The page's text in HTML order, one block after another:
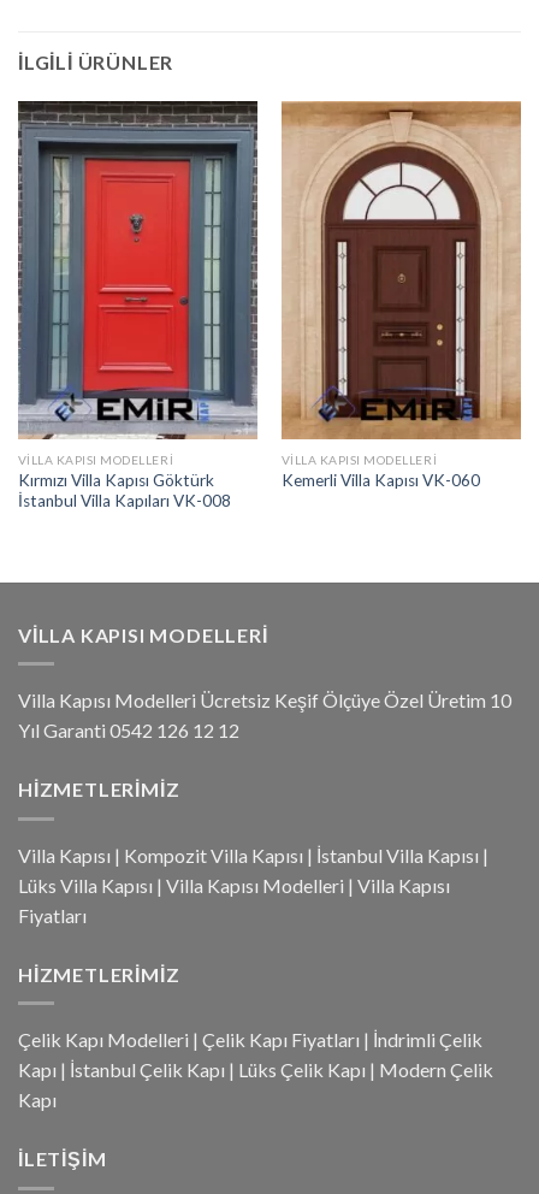
İLGILI ÜRÜNLER
VILLA KAPISI MODELLERI
Kırmızı Villa Kapısı Göktürk
İstanbul Villa Kapıları VK-008
VILLA KAPISI MODELLERI
Kemerli Villa Kapısı VK-060
VILLA KAPISI MODELLERI
Villa Kapısı Modelleri Ücretsiz Keşif Ölçüye Özel Üretim 10
Yıl Garanti 0542 126 12 12
HIZMETLERIMIZ
Villa Kapısı | Kompozit Villa Kapısı | İstanbul Villa Kapısı |
Lüks Villa Kapısı | Villa Kapısı Modelleri | Villa Kapısı
Fiyatları
HIZMETLERIMIZ
Çelik Kapı Modelleri | Çelik Kapı Fiyatları | İndrimli Çelik
Kapı | İstanbul Çelik Kapı | Lüks Çelik Kapı | Modern Çelik
Kapı
İLETIŞIM